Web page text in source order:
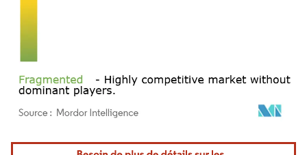
Image © Mordor Intelligence. La réutilisation nécessite une attribution sous CC BY